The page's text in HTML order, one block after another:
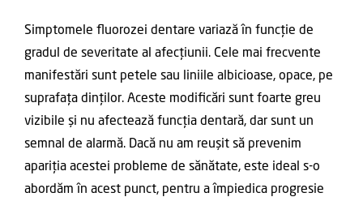
Simptomele fluorozei dentare variază în funcție de
gradul de severitate al afecțiunii. Cele mai frecvente
manifestări sunt petele sau liniile albicioase, opace, pe
suprafața dinților. Aceste modificări sunt foarte greu
vizibile și nu afectează funcția dentară, dar sunt un
semnal de alarmă. Dacă nu am reușit să prevenim
apariția acestei probleme de sănătate, este ideal s-o
abordăm în acest punct, pentru a împiedica progresie